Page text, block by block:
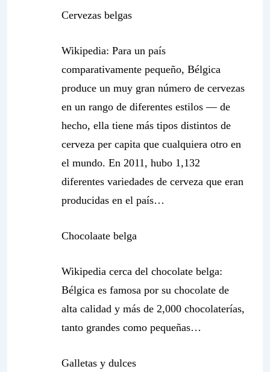
Cervezas belgas
Wikipedia: Para un país
comparativamente pequeño, Bélgica
produce un muy gran número de cervezas
en un rango de diferentes estilos — de
hecho, ella tiene más tipos distintos de
cerveza per capita que cualquiera otro en
el mundo. En 2011, hubo 1,132
diferentes variedades de cerveza que eran
producidas en el país…
Chocolaate belga
Wikipedia cerca del chocolate belga:
Bélgica es famosa por su chocolate de
alta calidad y más de 2,000 chocolaterías,
tanto grandes como pequeñas…
Galletas y dulces